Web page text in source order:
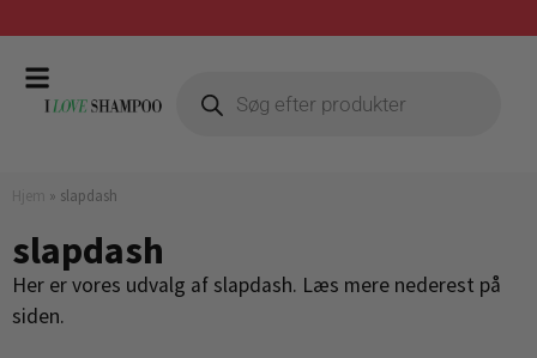
Gratis fragt ved køb over 399,-
» slapdash
slapdash
Her er vores udvalg af slapdash. Læs mere nederest på
siden.